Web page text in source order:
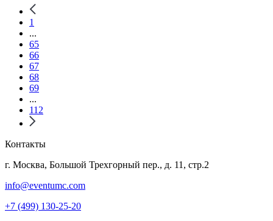
1
...
65
66
67
68
69
...
112
Контакты
г. Москва, Большой Трехгорный пер., д. 11, стр.2
info@eventumc.com
+7 (499) 130-25-20